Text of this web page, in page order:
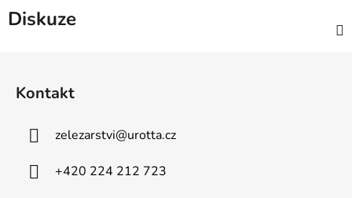
Diskuze
Kontakt
zelezarstvi@urotta.cz
+420 224 212 723